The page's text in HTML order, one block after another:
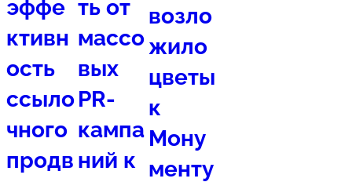
эффе
ктивн
ость
ссыло
чного
продв
ть от
массо
вых
PR-
кампа
ний к
возло
жило
цветы
к
Мону
менту